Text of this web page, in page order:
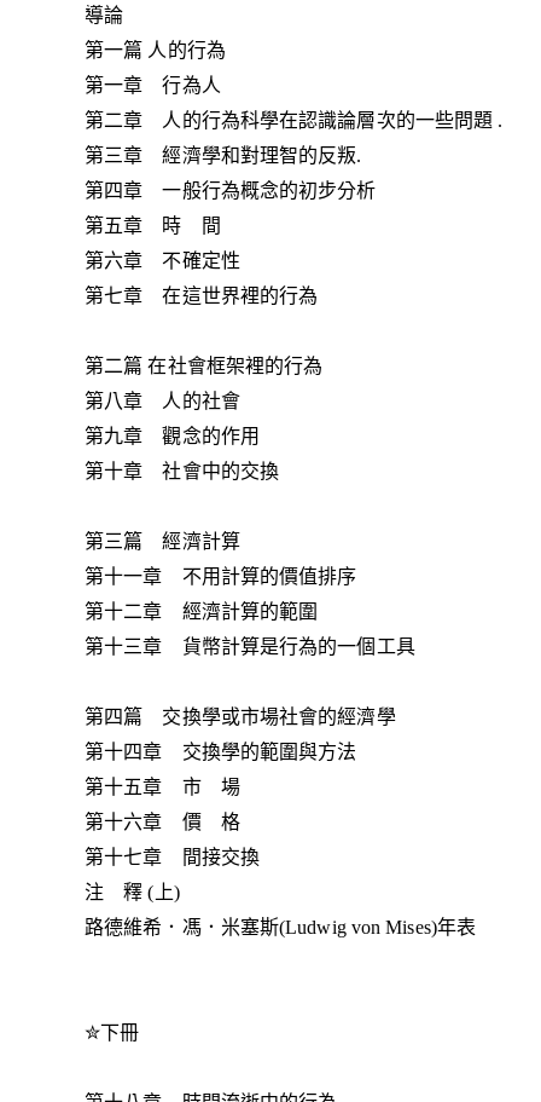
導論
第一篇 人的行為
第一章 行為人
第二章 人的行為科學在認識論層次的一些問題 .
第三章 經濟學和對理智的反叛.
第四章 一般行為概念的初步分析
第五章 時 間
第六章 不確定性
第七章 在這世界裡的行為
第二篇 在社會框架裡的行為
第八章 人的社會
第九章 觀念的作用
第十章 社會中的交換
第三篇 經濟計算
第十一章 不用計算的價值排序
第十二章 經濟計算的範圍
第十三章 貨幣計算是行為的一個工具
第四篇 交換學或市場社會的經濟學
第十四章 交換學的範圍與方法
第十五章 市 場
第十六章 價 格
第十七章 間接交換
注 釋 (上)
路德維希．馮．米塞斯(Ludwig von Mises)年表
✮下冊